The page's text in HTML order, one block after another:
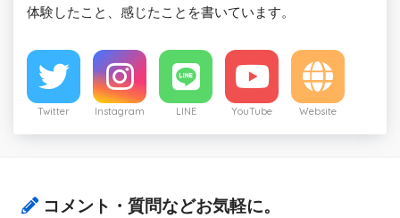
体験したこと、感じたことを書いています。
Twitter Instagram LINE YouTube Website
コメント・質問などお気軽に。